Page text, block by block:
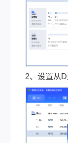
2、设置从